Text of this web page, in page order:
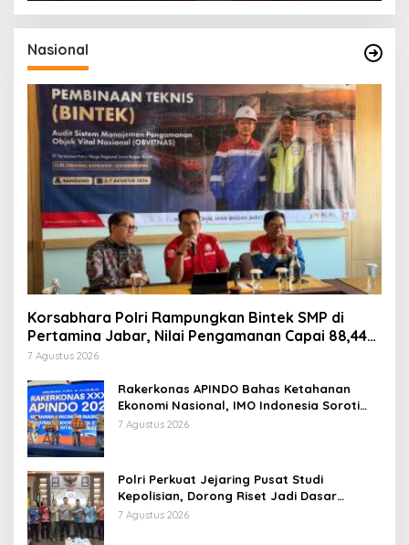
Nasional
Korsabhara Polri Rampungkan Bintek SMP di
Pertamina Jabar, Nilai Pengamanan Capai 88,44
Persen
7 Agustus 2026
Rakerkonas APINDO Bahas Ketahanan
Ekonomi Nasional, IMO Indonesia Soroti
Pentingnya Kolaborasi Lintas Sektor
7 Agustus 2026
Polri Perkuat Jejaring Pusat Studi
Kepolisian, Dorong Riset Jadi Dasar
Kebijakan dan Inovasi
7 Agustus 2026